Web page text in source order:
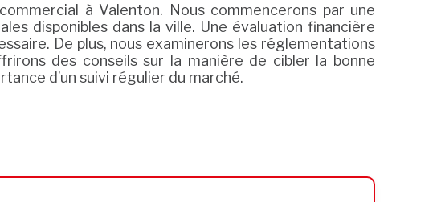
à Valenton. Nous commencerons par une
disponibles dans la ville. Une évaluation financière
De plus, nous examinerons les réglementations
des conseils sur la manière de cibler la bonne
d’un suivi régulier du marché.